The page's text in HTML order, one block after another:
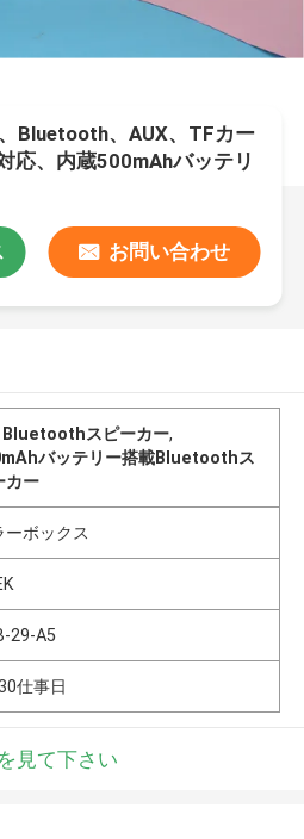
Bluetooth、AUX、TFカー
応、内蔵500mAhバッテリ
ピーカー、32GB TFカード
お問い合わせ
Bluetoothスピーカー,
バッテリー搭載Bluetoothス
カー
ーボックス
29-A5
仕事日
見て下さい